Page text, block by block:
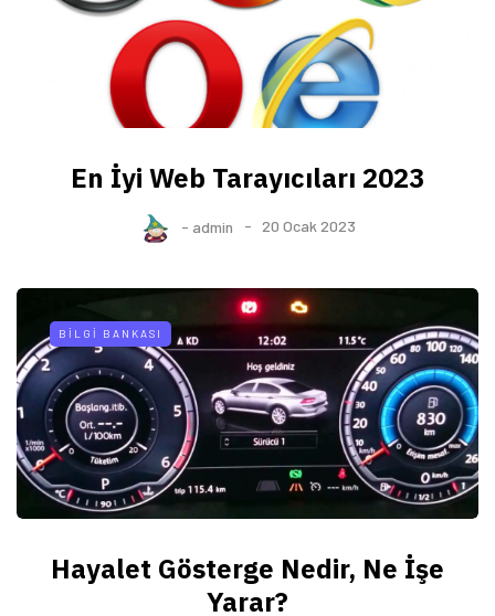
En İyi Web Tarayıcıları 2023
- admin 20 Ocak 2023
BILGI BANKASI
Hayalet Gösterge Nedir, Ne İşe
Yarar?